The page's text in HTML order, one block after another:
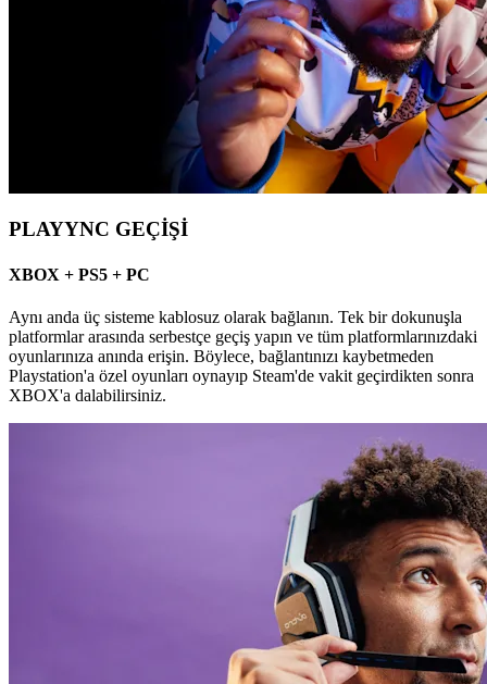
PLAYYNC GEÇİŞİ
XBOX + PS5 + PC
Aynı anda üç sisteme kablosuz olarak bağlanın. Tek bir dokunuşla
platformlar arasında serbestçe geçiş yapın ve tüm platformlarınızdaki
oyunlarınıza anında erişin. Böylece, bağlantınızı kaybetmeden
Playstation'a özel oyunları oynayıp Steam'de vakit geçirdikten sonra
XBOX'a dalabilirsiniz.